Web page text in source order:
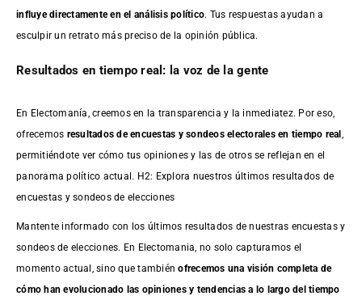
influye directamente en el análisis político. Tus respuestas ayudan a
esculpir un retrato más preciso de la opinión pública.
Resultados en tiempo real: la voz de la gente
En Electomanía, creemos en la transparencia y la inmediatez. Por eso,
ofrecemos resultados deencuestas y sondeos electorales en tiempo real
permitiéndote ver cómo tus opiniones y las de otros se reflejan en el
panorama político actual. H2: Explora nuestros últimos resultados de
encuestas y sondeos de elecciones
Mantente informado con los últimos resultados de nuestras encuestasy
sondeos de elecciones. En Electomania, no solo capturamos el
momento actual, sino que tambiénofrecemos una visión completa de
cómo han evolucionado las opiniones y tendencias a lo largo del tiempo